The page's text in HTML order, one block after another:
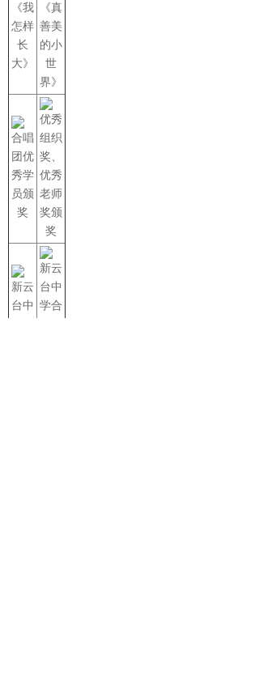
《我
怎样
长
大》
《真
善美
的小
世
界》
合唱
团优
秀学
员颁
奖
优秀
组织
奖、
优秀
老师
奖颁
奖
新云
台中
新云
台中
学合